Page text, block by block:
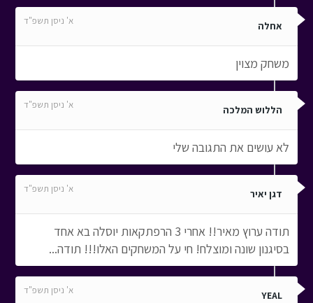
אחלה א' ניסן תשפ"ד
משחק מצוין
הללוש המלכה א' ניסן תשפ"ד
לא עושים את התגובה שלי
דגן יאיר א' ניסן תשפ"ד
תודה ערוץ מאיר!! אחרי 3 הרפתקאות יוסלה בא אחד
בסיגנון שונה ומוצלח! חי על המשחקים האלו!!! תודה...
YEAL א' ניסן תשפ"ד